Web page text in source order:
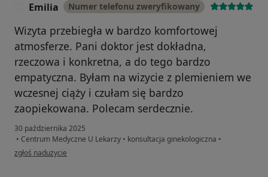
Emilia Numer telefonu zweryfikowany
Wizyta przebiegła w bardzo komfortowej
atmosferze. Pani doktor jest dokładna,
rzeczowa i konkretna, a do tego bardzo
empatyczna. Byłam na wizycie z plemieniem we
wczesnej ciąży i czułam się bardzo
zaopiekowana. Polecam serdecznie.
30 października 2025
• Centrum Medyczne U Lekarzy • konsultacja ginekologiczna •
w opinii użytkownika Emilia
zgłoś nadużycie